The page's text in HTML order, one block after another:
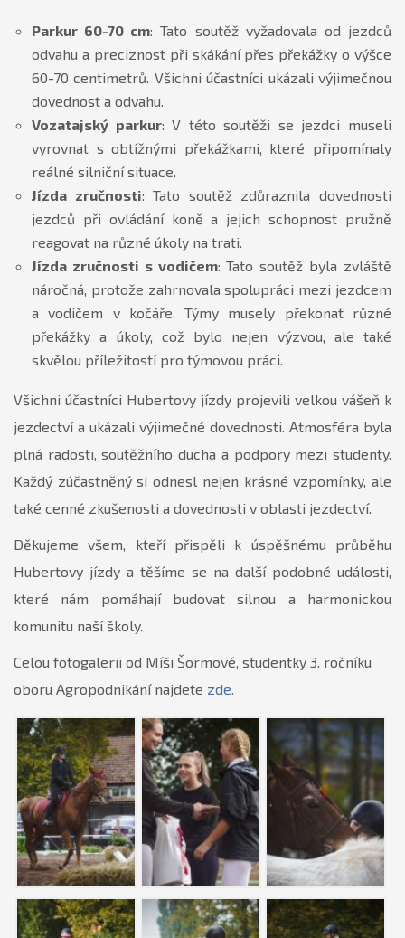
Parkur 60-70 cm: Tato soutěž vyžadovala od jezdců
odvahu a preciznost při skákání přes překážky o výšce
60-70 centimetrů. Všichni účastníci ukázali výjimečnou
dovednost a odvahu.
Vozatajský parkur: V této soutěži se jezdci museli
vyrovnat s obtížnými překážkami, které připomínaly
reálné silniční situace.
Jízda zručnosti: Tato soutěž zdůraznila dovednosti
jezdců při ovládání koně a jejich schopnost pružně
reagovat na různé úkoly na trati.
Jízda zručnosti s vodičem: Tato soutěž byla zvláště
náročná, protože zahrnovala spolupráci mezi jezdcem
a vodičem v kočáře. Týmy musely překonat různé
překážky a úkoly, což bylo nejen výzvou, ale také
skvělou příležitostí pro týmovou práci.
Všichni účastníci Hubertovy jízdy projevili velkou vášeň k
jezdectví a ukázali výjimečné dovednosti. Atmosféra byla
plná radosti, soutěžního ducha a podpory mezi studenty.
Každý zúčastněný si odnesl nejen krásné vzpomínky, ale
také cenné zkušenosti a dovednosti v oblasti jezdectví.
Děkujeme všem, kteří přispěli k úspěšnému průběhu
Hubertovy jízdy a těšíme se na další podobné události,
které nám pomáhají budovat silnou a harmonickou
komunitu naší školy.
Celou fotogalerii od Míši Šormové, studentky 3. ročníku
oboru Agropodnikání najdete zde.